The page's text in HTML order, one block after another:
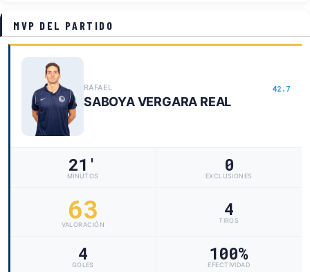
MVP DEL PARTIDO
RAFAEL 42.7
SABOYA VERGARA REAL
21'
MINUTOS
0
EXCLUSIONES
63
VALORACIÓN
4
TIROS
4
GOLES
100%
EFECTIVIDAD